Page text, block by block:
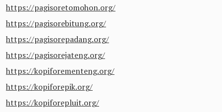
https://pagisoretomohon.org/
https://pagisorebitung.org/
https://pagisorepadang.org/
https://pagisorejateng.org/
https://kopiforementeng.org/
https://kopiforepik.org/
https://kopiforepluit.org/